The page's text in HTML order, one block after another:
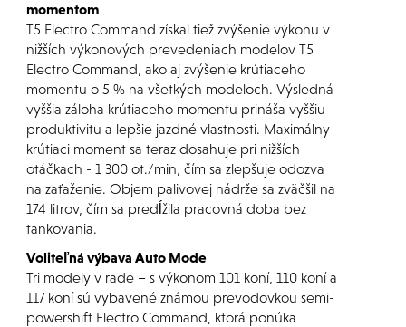
momentom
T5 Electro Command získal tiež zvýšenie výkonu v
nižších výkonových prevedeniach modelov T5
Electro Command, ako aj zvýšenie krútiaceho
momentu o 5 % na všetkých modeloch. Výsledná
vyššia záloha krútiaceho momentu prináša vyššiu
produktivitu a lepšie jazdné vlastnosti. Maximálny
krútiaci moment sa teraz dosahuje pri nižších
otáčkach - 1 300 ot./min, čím sa zlepšuje odozva
na zaťaženie. Objem palivovej nádrže sa zväčšil na
174 litrov, čím sa predĺžila pracovná doba bez
tankovania.
Voliteľná výbava Auto Mode
Tri modely v rade – s výkonom 101 koní, 110 koní a
117 koní sú vybavené známou prevodovkou semi-
powershift Electro Command, ktorá ponúka